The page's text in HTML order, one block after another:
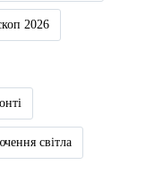
2026
світла